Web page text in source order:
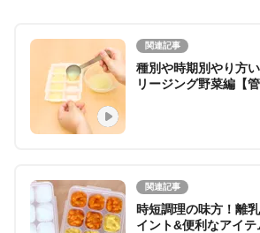
関連記事
種別や時期別やり方
リージング野菜編【
関連記事
時短調理の味方！離
イント&便利なアイテ